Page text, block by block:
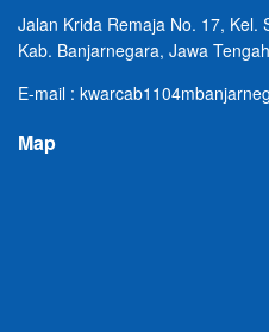
Jalan Krida Remaja No. 17, Kel.
Kab. Banjarnegara, Jawa
E-mail :
Map